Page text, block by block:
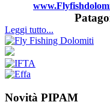
Leggi tutto...
Novità PIPAM